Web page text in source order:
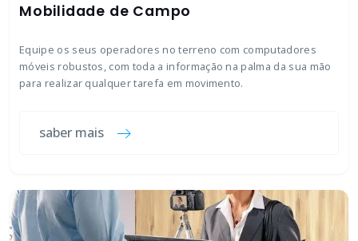
Mobilidade de Campo
Equipe os seus operadores no terreno com computadores
móveis robustos, com toda a informação na palma da sua mão
para realizar qualquer tarefa em movimento.
saber mais